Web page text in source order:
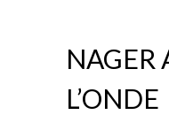
NAGER
L’ONDE